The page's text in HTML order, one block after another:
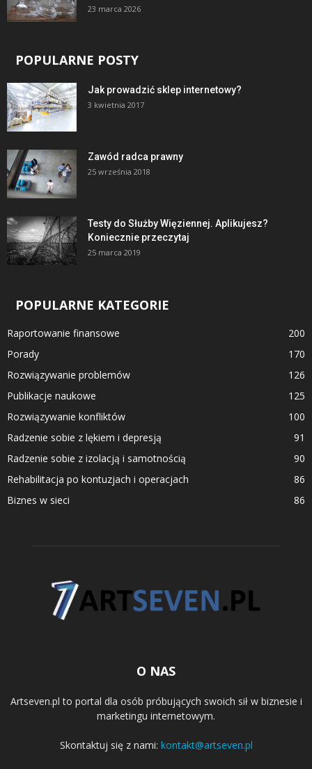
23 marca 2026
POPULARNE POSTY
Jak prowadzić sklep internetowy?
3 kwietnia 2017
Zawód radca prawny
25 września 2018
Testy do Służby Więziennej. Aplikujesz?
Koniecznie przeczytaj
25 marca 2019
POPULARNE KATEGORIE
Raportowanie finansowe
200
Porady
170
Rozwiązywanie problemów
126
Publikacje naukowe
125
Rozwiązywanie konfliktów
100
Radzenie sobie z lękiem i depresją
91
Radzenie sobie z izolacją i samotnością
90
Rehabilitacja po kontuzjach i operacjach
86
Biznes w sieci
86
O NAS
Artseven.pl to portal dla osób próbujących swoich sił w biznesie i
marketingu internetowym.
Skontaktuj się z nami: kontakt@artseven.pl